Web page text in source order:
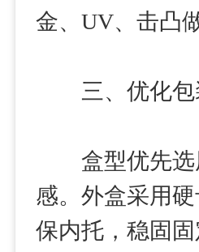
金、UV、击凸
三、优化包
盒型优先选
感。外盒采用
保内托，稳固